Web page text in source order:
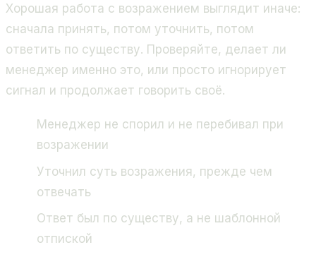
Хорошая работа с возражением выглядит иначе:
сначала принять, потом уточнить, потом
ответить по существу. Проверяйте, делает ли
менеджер именно это, или просто игнорирует
сигнал и продолжает говорить своё.
Менеджер не спорил и не перебивал при
возражении
Уточнил суть возражения, прежде чем
отвечать
Ответ был по существу, а не шаблонной
отпиской